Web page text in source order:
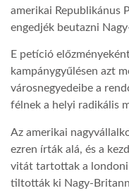
amerikai Republikánus
engedjék beutazni
E petíció
kampánygyűlésen azt
városnegyedeibe a
félnek a helyi radikális
Az amerikai
ezren írták alá, és a
vitát tartottak a londoni
tiltották ki Nagy-